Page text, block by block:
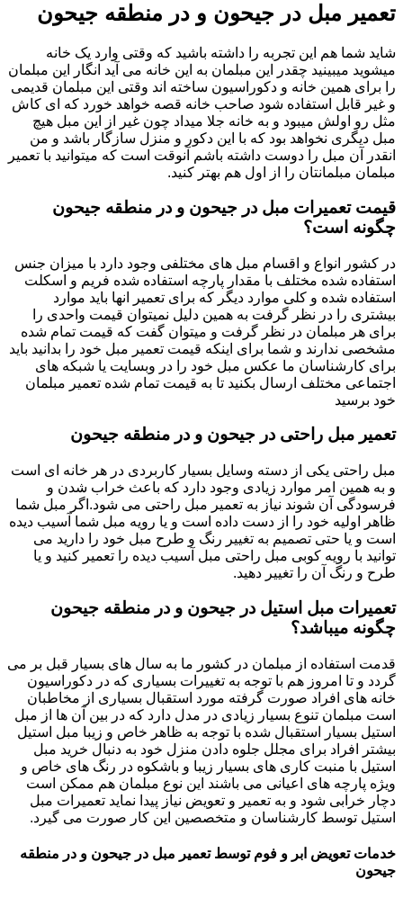
تعمیر مبل در جیحون و در منطقه جیحون
شاید شما هم این تجربه را داشته باشید که وقتی وارد یک خانه
میشوید میبینید چقدر این مبلمان به این خانه می آید انگار این مبلمان
را برای همین خانه و دکوراسیون ساخته اند وقتی این مبلمان قدیمی
و غیر قابل استفاده شود صاحب خانه قصه خواهد خورد که ای کاش
مثل رو اولش میبود و به خانه جلا میداد چون غیر از این مبل هیچ
مبل دیگری نخواهد بود که با این دکور و منزل سازگار باشد و من
انقدر آن مبل را دوست داشته باشم آنوقت است که میتوانید با تعمیر
مبلمان مبلمانتان را از اول هم بهتر کنید.
قیمت تعمیرات مبل در جیحون و در منطقه جیحون
چگونه است؟
در کشور انواع و اقسام مبل های مختلفی وجود دارد با میزان جنس
استفاده شده مختلف با مقدار پارچه استفاده شده فریم و اسکلت
استفاده شده و کلی موارد دیگر که برای تعمیر انها باید موارد
بیشتری را در نظر گرفت به همین دلیل نمیتوان قیمت واحدی را
برای هر مبلمان در نظر گرفت و میتوان گفت که قیمت تمام شده
مشخصی ندارند و شما برای اینکه قیمت تعمیر مبل خود را بدانید باید
برای کارشناسان ما عکس مبل خود را در وبسایت یا شبکه های
اجتماعی مختلف ارسال بکنید تا به قیمت تمام شده تعمیر مبلمان
خود برسید
تعمیر مبل راحتی در جیحون و در منطقه جیحون
مبل راحتی یکی از دسته وسایل بسیار کاربردی در هر خانه ای است
و به همین امر موارد زیادی وجود دارد که باعث خراب شدن و
فرسودگی آن شوند نیاز به تعمیر مبل راحتی می شود.اگر مبل شما
ظاهر اولیه خود را از دست داده است و یا رویه مبل شما آسیب دیده
است و یا حتی تصمیم به تغییر رنگ و طرح مبل خود را دارید می
توانید با رویه کوبی مبل راحتی مبل آسیب دیده را تعمیر کنید و یا
طرح و رنگ آن را تغییر دهید.
تعمیرات مبل استیل در جیحون و در منطقه جیحون
چگونه میباشد؟
قدمت استفاده از مبلمان در کشور ما به سال های بسیار قبل بر می
گردد و تا امروز هم با توجه به تغییرات بسیاری که در دکوراسیون
خانه های افراد صورت گرفته مورد استقبال بسیاری از مخاطبان
است مبلمان تنوع بسیار زیادی در مدل دارد که در بین آن ها از مبل
استیل بسیار استقبال شده با توجه به ظاهر خاص و زیبا مبل استیل
بیشتر افراد برای مجلل جلوه دادن منزل خود به دنبال خرید مبل
استیل با منبت کاری های بسیار زیبا و باشکوه در رنگ های خاص و
ویژه پارچه های اعیانی می باشند این نوع مبلمان هم ممکن است
دچار خرابی شود و به تعمیر و تعویض نیاز پیدا نماید تعمیرات مبل
استیل توسط کارشناسان و متخصصین این کار صورت می گیرد.
خدمات تعویض ابر و فوم توسط تعمیر مبل در جیحون و در منطقه
جیحون